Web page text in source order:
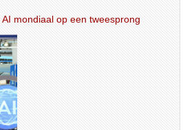
De Leestafel # 108: AI mondiaal op een tweesprong